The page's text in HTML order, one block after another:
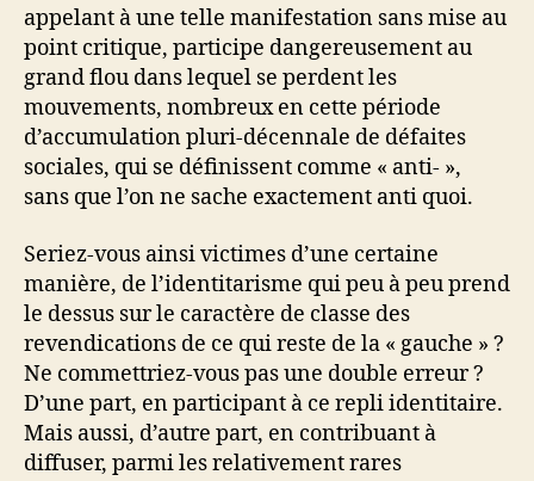
appelant à une telle manifestation sans mise au
point critique, participe dangereusement au
grand flou dans lequel se perdent les
mouvements, nombreux en cette période
d’accumulation pluri-décennale de défaites
sociales, qui se définissent comme « anti- »,
sans que l’on ne sache exactement anti quoi.
Seriez-vous ainsi victimes d’une certaine
manière, de l’identitarisme qui peu à peu prend
le dessus sur le caractère de classe des
revendications de ce qui reste de la « gauche » ?
Ne commettriez-vous pas une double erreur ?
D’une part, en participant à ce repli identitaire.
Mais aussi, d’autre part, en contribuant à
diffuser, parmi les relativement rares